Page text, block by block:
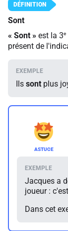
Sont
« Sont » est la 3e
présent de
Ils sont plus
Jacques a
joueur :
Dans cet